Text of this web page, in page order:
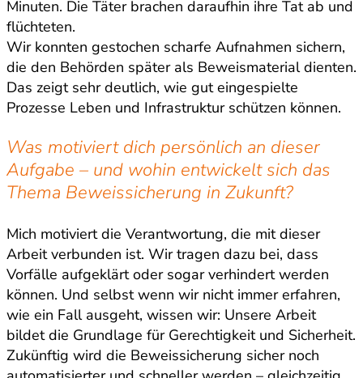
Minuten. Die Täter brachen daraufhin ihre Tat ab und
flüchteten.
Wir konnten gestochen scharfe Aufnahmen sichern,
die den Behörden später als Beweismaterial dienten.
Das zeigt sehr deutlich, wie gut eingespielte
Prozesse Leben und Infrastruktur schützen können.
Was motiviert dich persönlich an dieser
Aufgabe – und wohin entwickelt sich das
Thema Beweissicherung in Zukunft?
Mich motiviert die Verantwortung, die mit dieser
Arbeit verbunden ist. Wir tragen dazu bei, dass
Vorfälle aufgeklärt oder sogar verhindert werden
können. Und selbst wenn wir nicht immer erfahren,
wie ein Fall ausgeht, wissen wir: Unsere Arbeit
bildet die Grundlage für Gerechtigkeit und Sicherheit.
Zukünftig wird die Beweissicherung sicher noch